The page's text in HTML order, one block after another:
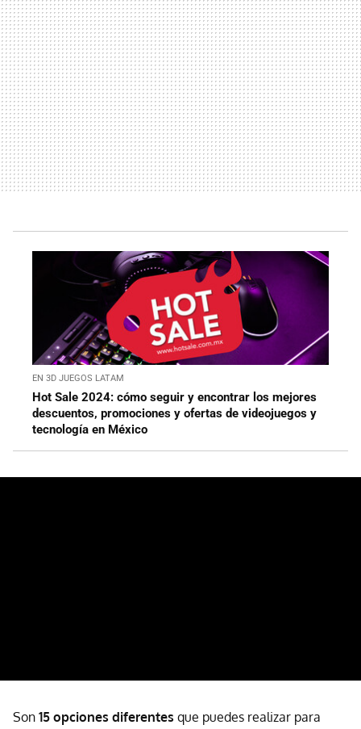
EN 3D JUEGOS LATAM
Hot Sale 2024: cómo seguir y encontrar los mejores
descuentos, promociones y ofertas de videojuegos y
tecnología en México
Son 15 opciones diferentes que puedes realizar para